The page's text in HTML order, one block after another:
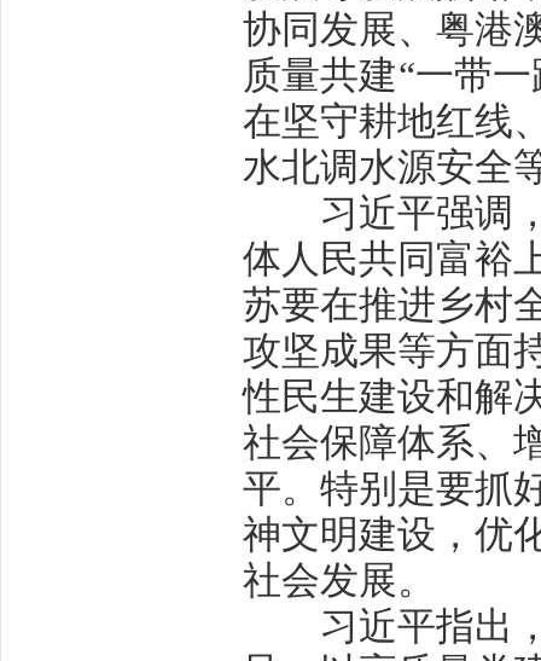
协同发展、粤港
质量共建“一带
在坚守耕地红线
水北调水源安全
习近平强调，
体人民共同富裕
苏要在推进乡村
攻坚成果等方面
性民生建设和解
社会保障体系、
平。特别是要抓
神文明建设，优
社会发展。
习近平指出，